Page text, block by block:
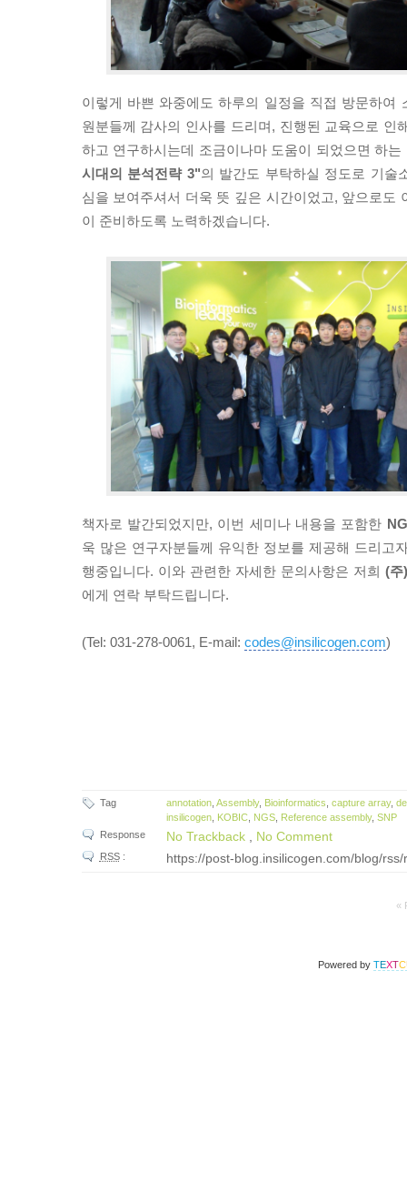
이렇게 바쁜 와중에도 하루의 일정을 직접 방문하여
원분들께 감사의 인사를 드리며, 진행된 교육으로 인
하고 연구하시는데 조금이나마 도움이 되었으면 하
시대의 분석전략 3"의 발간도 부탁하실 정도로 기술
심을 보여주셔서 더욱 뜻 깊은 시간이었고, 앞으로도
이 준비하도록 노력하겠습니다.
책자로 발간되었지만, 이번 세미나 내용을 포함한
욱 많은 연구자분들께 유익한 정보를 제공해 드리고
행중입니다. 이와 관련한 자세한 문의사항은 저희(주
에게 연락 부탁드립니다.
(Tel: 031-278-0061, E-mail: codes@insilicogen.com)
Tag annotation ,Assembly, Bioinformatics ,capture array,
insilicogen KOBIC NGS Reference assembly,SNP
Response
No Trackback , No Comment
RSS: https://post-blog.insilicogen.com/blog/
«
Powered by TEXTC